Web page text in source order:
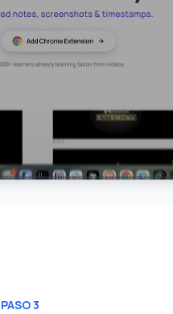
PASO3